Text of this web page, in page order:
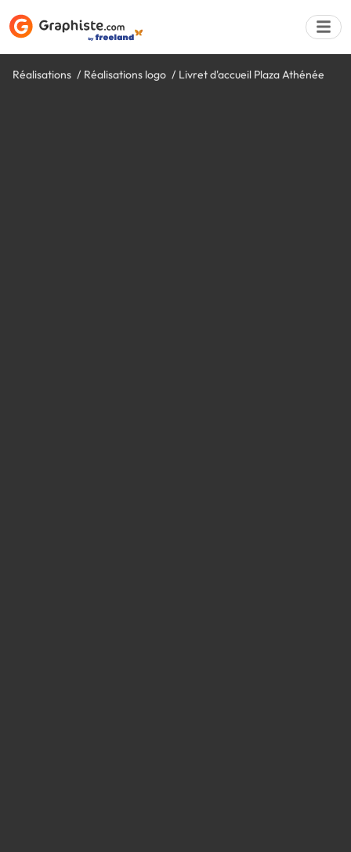
Réalisations Réalisations logo Livret d'accueil Plaza Athénée